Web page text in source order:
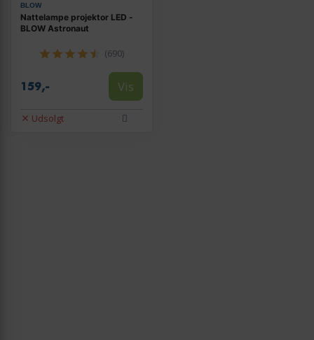
BLOW
Nattelampe projektor LED -
BLOW Astronaut
(690)
159,- Vis
Udsolgt